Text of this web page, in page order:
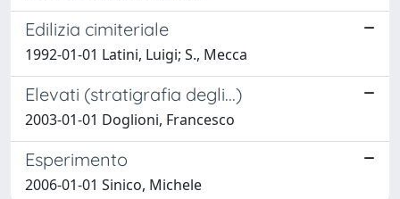
Edilizia cimiteriale
1992-01-01 Latini, Luigi; S., Mecca
Elevati (stratigrafia degli...)
2003-01-01 Doglioni, Francesco
Esperimento
2006-01-01 Sinico, Michele